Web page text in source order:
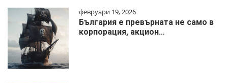
февруари 19, 2026
България е превърната не само в
корпорация, акцион…